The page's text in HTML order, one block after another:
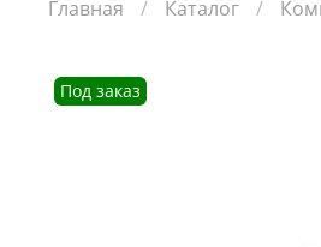
Главная Каталог
Под заказ